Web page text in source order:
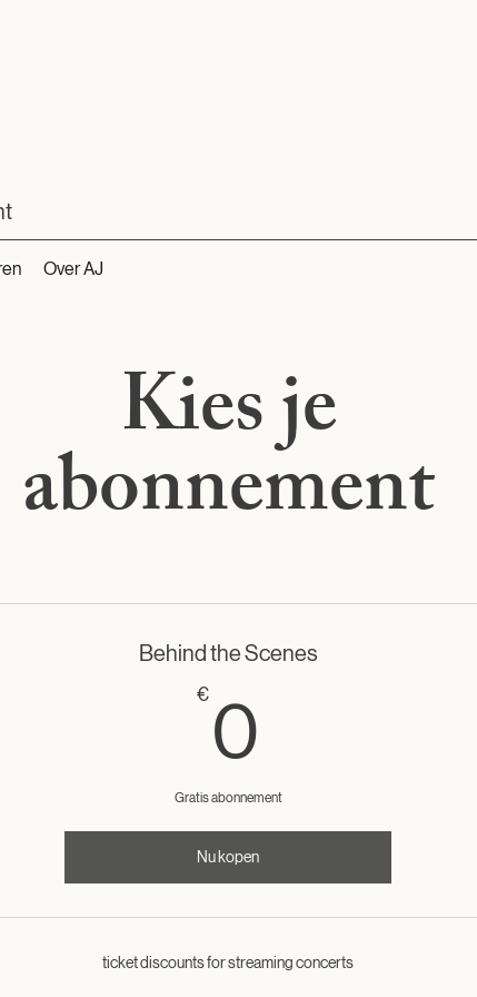
Over AJ
Kies je
abonnement
Behind the Scenes
€ 0
Gratis abonnement
Nu kopen
ticket discounts for streaming concerts